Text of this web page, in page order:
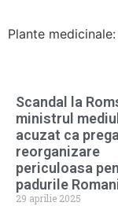
Plante
Scandal la
ministrul
acuzat ca
reorganizare
periculoasa
padurile
29 aprilie 2025